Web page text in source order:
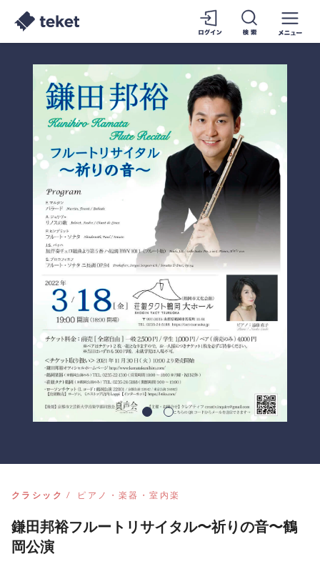
クラシック ピアノ・楽器・室内楽
鎌田邦裕フルートリサイタル〜祈りの音〜鶴
岡公演